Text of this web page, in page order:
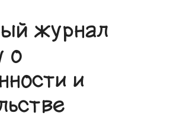
журнал
о
и